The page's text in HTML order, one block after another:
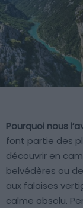
Pourquoi nous
font partie des
découvrir en
belvédères ou
aux falaises
calme absolu.